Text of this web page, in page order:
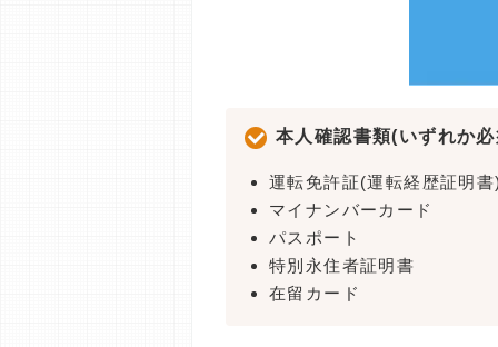
本人確認書類(いずれか
運転免許証(運転経歴証明
マイナンバーカード
パスポート
特別永住者証明書
在留カード